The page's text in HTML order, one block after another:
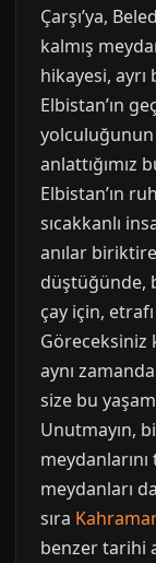
Çarşı’ya,
kalmış
hikayesi, ayrı
Elbistan’ın
yolculuğunun
anlattığımız
Elbistan’ın
sıcakkanlı
anılar
düştüğünde,
çay için,
Göreceksiniz
aynı
size bu yaşam
Unutmayın,
meydanlarını
meydanları
sıra
benzer tarihi